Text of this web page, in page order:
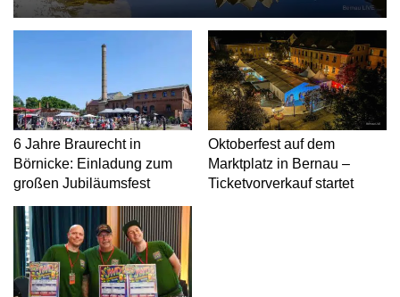
Wochenende in und um
Bernau
6 Jahre Braurecht in
Börnicke: Einladung zum
großen Jubiläumsfest
Oktoberfest auf dem
Marktplatz in Bernau –
Ticketvorverkauf startet